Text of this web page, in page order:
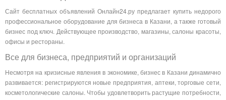
Сайт бесплатных объявлений Онлайн24.ру предлагает купить недорого
профессиональное оборудование для бизнеса в Казани, а также готовый
бизнес под ключ. Действующее производство, магазины, салоны красоты,
офисы и рестораны.
Все для бизнеса, предприятий и организаций
Несмотря на кризисные явления в экономике, бизнес в Казани динамично
развивается: регистрируются новые предприятия, аптеки, торговые сети,
косметологические салоны. Чтобы удовлетворить растущие потребности,